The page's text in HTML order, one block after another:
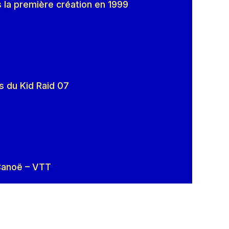
première création en 1999
du Kid Raid 07
– VTT